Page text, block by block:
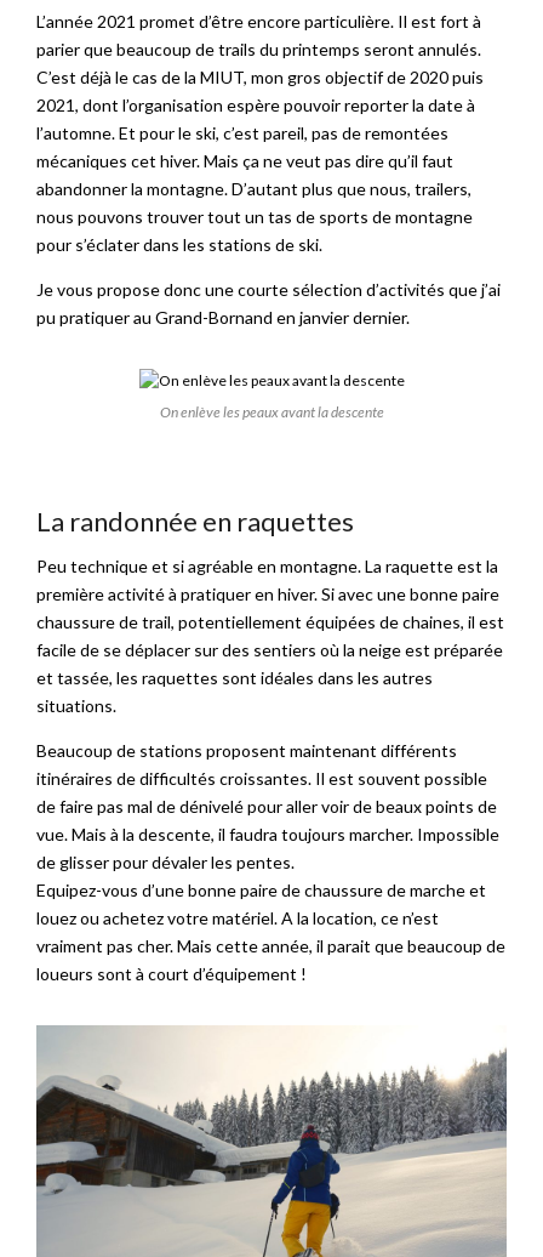
L’année 2021 promet d’être encore particulière. Il est fort à
parier que beaucoup de trails du printemps seront annulés.
C’est déjà le cas de la MIUT, mon gros objectif de 2020 puis
2021, dont l’organisation espère pouvoir reporter la date à
l’automne. Et pour le ski, c’est pareil, pas de remontées
mécaniques cet hiver. Mais ça ne veut pas dire qu’il faut
abandonner la montagne. D’autant plus que nous, trailers,
nous pouvons trouver tout un tas de sports de montagne
pour s’éclater dans les stations de ski.
Je vous propose donc une courte sélection d’activités que j’ai
pu pratiquer au Grand-Bornand en janvier dernier.
On enlève les peaux avant la descente
La randonnée en raquettes
Peu technique et si agréable en montagne. La raquette est la
première activité à pratiquer en hiver. Si avec une bonne paire
chaussure de trail, potentiellement équipées de chaines, il est
facile de se déplacer sur des sentiers où la neige est préparée
et tassée, les raquettes sont idéales dans les autres
situations.
Beaucoup de stations proposent maintenant différents
itinéraires de difficultés croissantes. Il est souvent possible
de faire pas mal de dénivelé pour aller voir de beaux points de
vue. Mais à la descente, il faudra toujours marcher. Impossible
de glisser pour dévaler les pentes.
Equipez-vous d’une bonne paire de chaussure de marche et
louez ou achetez votre matériel. A la location, ce n’est
vraiment pas cher. Mais cette année, il parait que beaucoup de
loueurs sont à court d’équipement !